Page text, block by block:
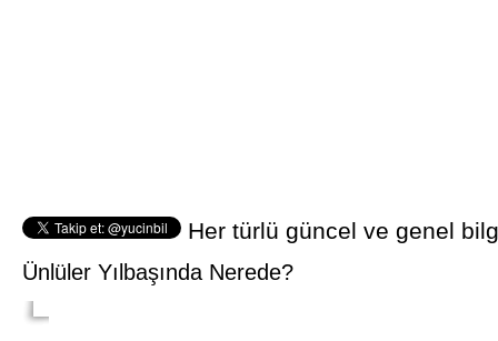
Her türlü güncel ve genel
Ünlüler Yılbaşında Nerede?